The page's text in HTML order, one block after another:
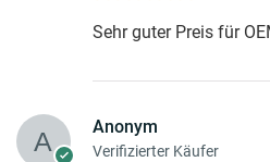
5von 5
Sehr guter Preis für
Anonym
Verifizierter Käufer